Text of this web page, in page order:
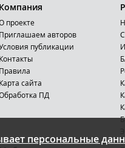
персональные
Компания
проекте
Приглашаем авторов
публикации
Контакты
Правила
Карта сайта
ПД